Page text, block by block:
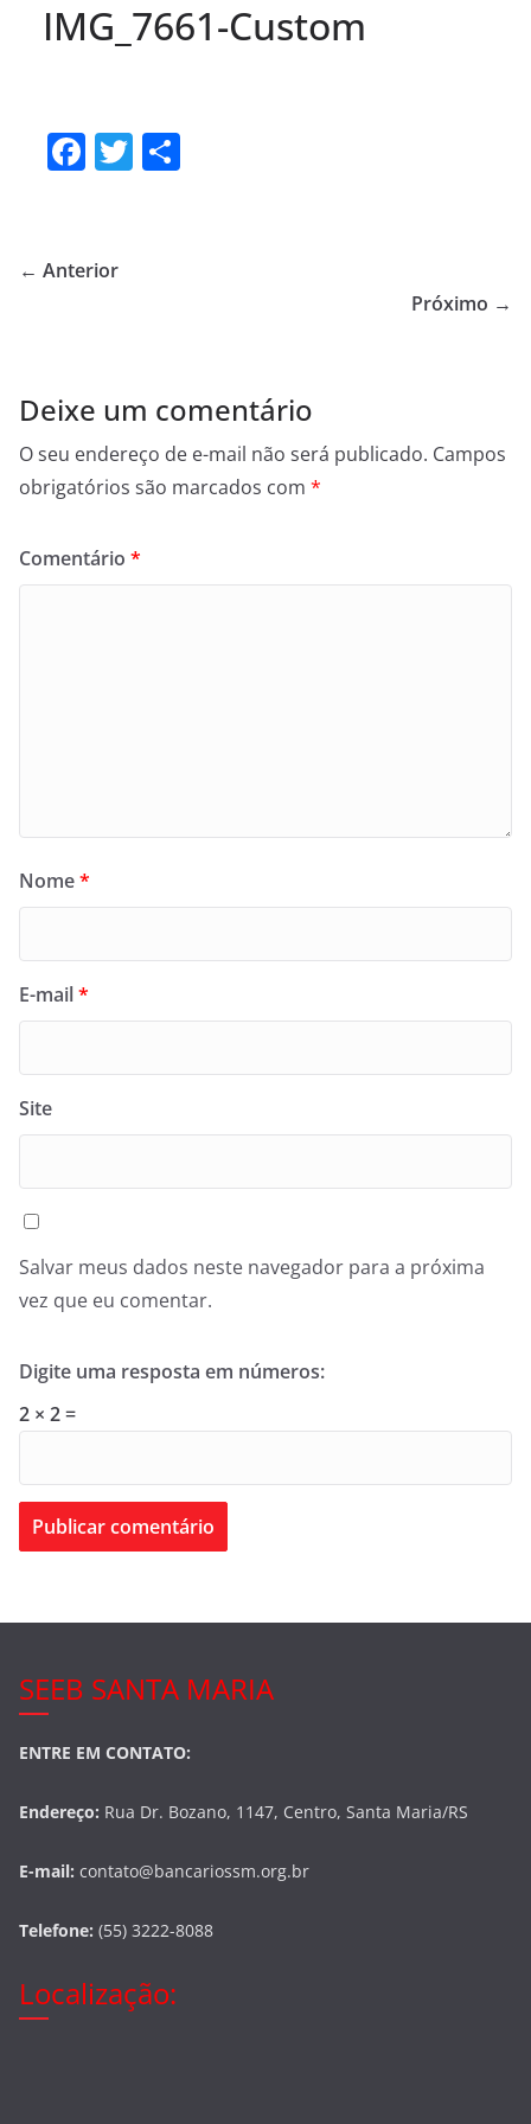
IMG_7661-Custom
F
e
k
T
← Anterior
Próximo →
Deixe um comentário
O seu endereço de e-mail não será publicado. Campos
obrigatórios são marcados com *
Comentário *
Nome*
E-mail*
Site
Salvar meus dados neste navegador para a próxima
vez que eu comentar.
Digite uma resposta em números:
2 × 2 =
SEEB SANTA MARIA
ENTRE EM CONTATO:
Endereço: Rua Dr. Bozano, 1147, Centro, Santa Maria/RS
E-mail: contato@bancariossm.org.br
Telefone: (55) 3222-8088
Localização: